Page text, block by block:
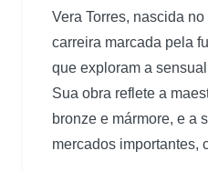
Vera Torres, nascida
carreira marcada pela
que exploram a
Sua obra reflete a
bronze e mármore, e a
mercados importantes,